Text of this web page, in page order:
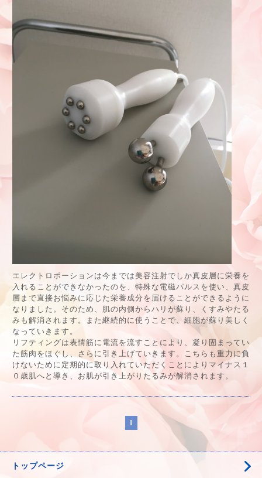
エレクトロポーションは今までは美容注射でしか真皮層に栄養を
入れることができなかったのを、特殊な電磁パルスを使い、真皮
層まで直接お悩みに応じた栄養成分を届けることができるように
なりました。そのため、肌の内側からハリが蘇り、くすみやたる
みも解消されます。また継続的に使うことで、細胞が蘇り美しく
なっていきます。
リフティングは表情筋に電流を流すことにより、凝り固まってい
た筋肉をほぐし、さらに引き上げていきます。こちらも重力に負
けないために定期的に取り入れていただくことによりマイナス１
０歳肌へと導き、お肌が引き上がりたるみが解消されます。
1
トップページ